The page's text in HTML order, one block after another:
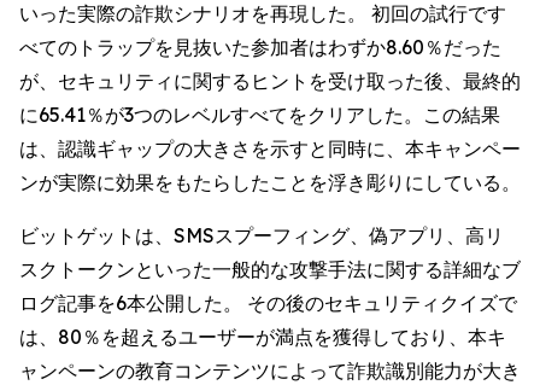
いった実際の詐欺シナリオを再現した。 初回の試行です
べてのトラップを見抜いた参加者はわずか8.60％だった
が、セキュリティに関するヒントを受け取った後、最終的
に65.41％が3つのレベルすべてをクリアした。この結果
は、認識ギャップの大きさを示すと同時に、本キャンペー
ンが実際に効果をもたらしたことを浮き彫りにしている。
ビットゲットは、SMSスプーフィング、偽アプリ、高リ
スクトークンといった一般的な攻撃手法に関する詳細なブ
ログ記事を6本公開した。 その後のセキュリティクイズで
は、80％を超えるユーザーが満点を獲得しており、本キ
ャンペーンの教育コンテンツによって詐欺識別能力が大き